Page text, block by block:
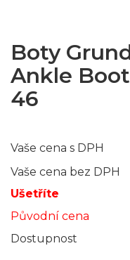
Boty
Ankle
46
Vaše cena s DPH
Vaše cena bez DPH
Ušetříte
Původní cena
Dostupnost